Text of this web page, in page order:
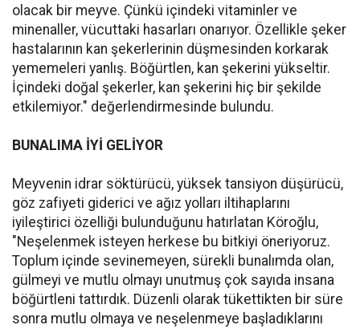
olacak bir meyve. Çünkü içindeki vitaminler ve
minenaller, vücuttaki hasarları onarıyor. Özellikle şeker
hastalarının kan şekerlerinin düşmesinden korkarak
yememeleri yanlış. Böğürtlen, kan şekerini yükseltir.
İçindeki doğal şekerler, kan şekerini hiç bir şekilde
etkilemiyor." değerlendirmesinde bulundu.
BUNALIMA İYİ GELİYOR
Meyvenin idrar söktürücü, yüksek tansiyon düşürücü,
göz zafiyeti giderici ve ağız yolları iltihaplarını
iyileştirici özelliği bulunduğunu hatırlatan Köroğlu,
"Neşelenmek isteyen herkese bu bitkiyi öneriyoruz.
Toplum içinde sevinemeyen, sürekli bunalımda olan,
gülmeyi ve mutlu olmayı unutmuş çok sayıda insana
böğürtleni tattırdık. Düzenli olarak tükettikten bir süre
sonra mutlu olmaya ve neşelenmeye başladıklarını